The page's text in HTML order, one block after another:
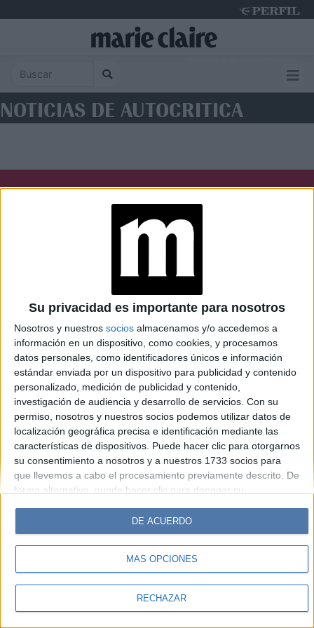
Su privacidad es importante para nosotros
Nosotros y nuestros socios almacenamos y/o accedemos a
información en un dispositivo, como cookies, y procesamos
datos personales, como identificadores únicos e información
estándar enviada por un dispositivo para publicidad y contenido
personalizado, medición de publicidad y contenido,
investigación de audiencia y desarrollo de servicios. Con su
permiso, nosotros y nuestros socios podemos utilizar datos de
localización geográfica precisa e identificación mediante las
características de dispositivos. Puede hacer clic para otorgarnos
su consentimiento a nosotros y a nuestros 1733 socios para
que llevemos a cabo el procesamiento previamente descrito. De
forma alternativa, puede hacer clic para denegar su
cambiar sus preferencias antes de otorgar su consentimiento.
Tenga en cuenta que algún procesamiento de sus datos
personales puede no requerir de su consentimiento, pero usted
tiene el derecho de rechazar tal procesamiento. Sus
sus preferencias o retirar su consentimiento en cualquier
MÁS OPCIONES
RECHAZAR
DE ACUERDO
NOTICIAS DE AUTOCRITICA
Caras Noticias
Weekend Parabrisas
Look
Luz Mía Lunateen Break BATimes
© Perfil.com 2006-2019 - Todos los derechos reservados
Registro de Propiedad Intelectual: Nro. 5346433